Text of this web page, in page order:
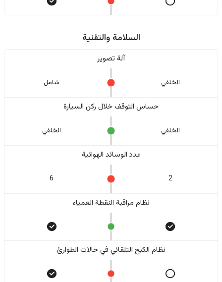
السلامة والتقنية
آلة تصوير
الخلفي شامل
حساس التوقف خلال ركن السيارة
الخلفي الخلفي
عدد الوسائد الهوائية
2
6
نظام مراقبة النقطة العمياء
نظام الكبح التلقائي في حالات الطوارئ